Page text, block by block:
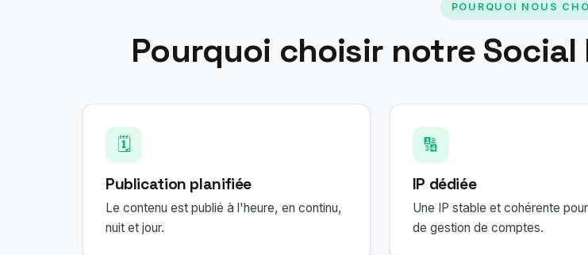
POURQUOI NOUS
Pourquoi choisir notre Social
🗓️
Publication planifiée
Le contenu est publié à l'heure, en continu,
nuit et jour.
🔢
IP dédiée
Une IP stable et cohérente
de gestion de comptes.